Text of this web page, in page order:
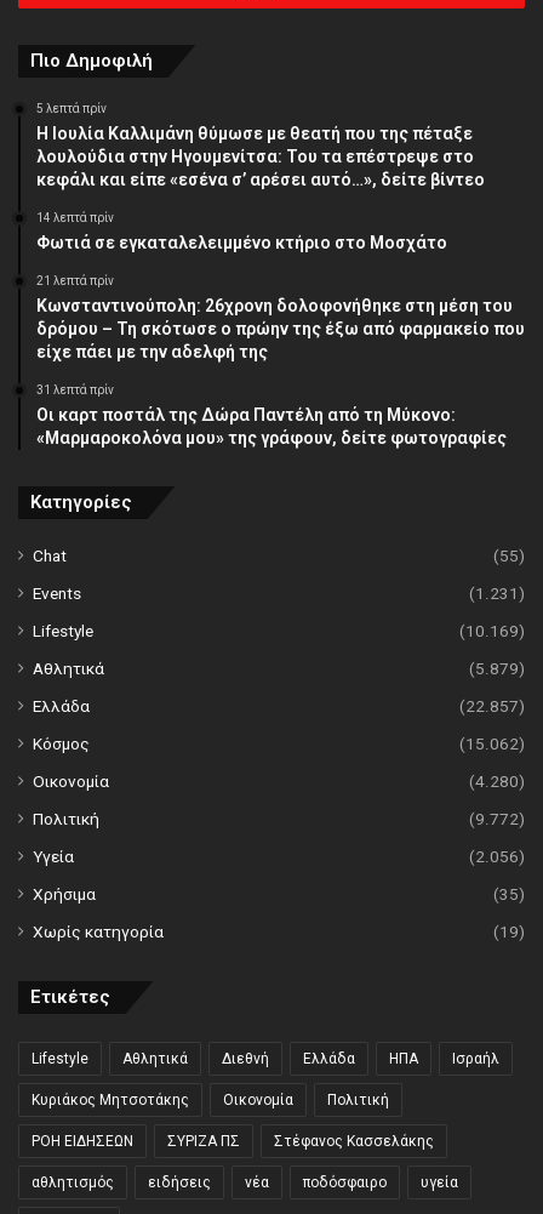
διεύθυνση
Πιο Δημοφιλή
5 λεπτά πρίν
Η Ιουλία Καλλιμάνη θύμωσε με θεατή που της πέταξε
λουλούδια στην Ηγουμενίτσα: Του τα επέστρεψε στο
κεφάλι και είπε «εσένα σ’ αρέσει αυτό…», δείτε βίντεο
14 λεπτά πρίν
Φωτιά σε εγκαταλελειμμένο κτήριο στο Μοσχάτο
21 λεπτά πρίν
Κωνσταντινούπολη: 26χρονη δολοφονήθηκε στη μέση του
δρόμου – Τη σκότωσε ο πρώην της έξω από φαρμακείο που
είχε πάει με την αδελφή της
31 λεπτά πρίν
Οι καρτ ποστάλ της Δώρα Παντέλη από τη Μύκονο:
«Μαρμαροκολόνα μου» της γράφουν, δείτε φωτογραφίες
Κατηγορίες
Chat
(55)
Events
(1.231)
Lifestyle
(10.169)
Αθλητικά
(5.879)
Ελλάδα
(22.857)
Κόσμος
(15.062)
Οικονομία
(4.280)
Πολιτική
(9.772)
Υγεία
(2.056)
Χρήσιμα
(35)
Χωρίς κατηγορία
(19)
Ετικέτες
Lifestyle Αθλητικά Διεθνή Ελλάδα ΗΠΑ Ισραήλ
Κυριάκος Μητσοτάκης Οικονομία Πολιτική
ΡΟΗ ΕΙΔΗΣΕΩΝ ΣΥΡΙΖΑ ΠΣ Στέφανος Κασσελάκης
αθλητισμός ειδήσεις νέα ποδόσφαιρο υγεία